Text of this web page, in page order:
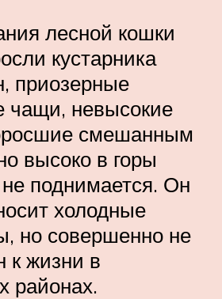
лесной кошки
кустарника
приозерные
чащи, невысокие
смешанным
высоко в горы
поднимается. Он
холодные
но совершенно не
к жизни в
районах.